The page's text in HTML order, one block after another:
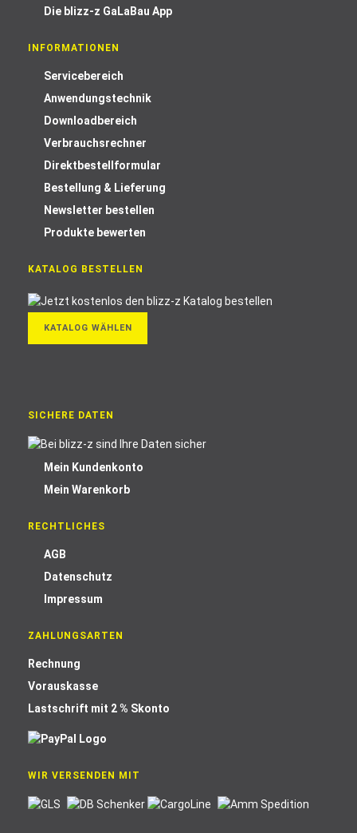
Die blizz-z GaLaBau App
INFORMATIONEN
Servicebereich
Anwendungstechnik
Downloadbereich
Verbrauchsrechner
Direktbestellformular
Bestellung & Lieferung
Newsletter bestellen
Produkte bewerten
KATALOG BESTELLEN
KATALOG WÄHLEN
SICHERE DATEN
Mein Kundenkonto
Mein Warenkorb
RECHTLICHES
AGB
Datenschutz
Impressum
ZAHLUNGSARTEN
Rechnung
Vorauskasse
Lastschrift mit 2 % Skonto
WIR VERSENDEN MIT